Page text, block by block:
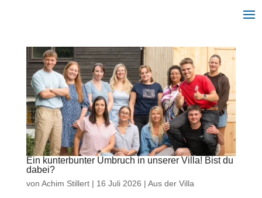
Ein kunterbunter Umbruch in unserer Villa! Bist du
dabei?
von Achim Stillert| 16 Juli 2026 | Aus der Villa